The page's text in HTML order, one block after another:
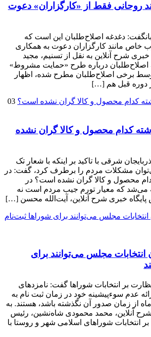
روحانی فقط از «کارگزاران» دعوت
دغدغه اصلاح‌طلبان این است که
خاص مانند کارگزاران دعوت به همکاری
شرح آنلاین به نقل از تسنیم، مجید
درباره طرح «حمایت مشروط»
برخی اصلاح‌طلبان مطرح شده، اظهار
دوره قبل هم […]
03
کدام محصول و کالا گران نشده
شرقی با تاکید بر اینکه با شعار تک
مشکلات مردم را برطرف کرد، گفت: در
محصول و کالا گران نشده است؟ در
می‌شد که معیار تورم جیب مردم است نه
پایگاه خبری شرح آنلاین، آیت‌الله محسن […]
مجلس می‌توانند برای
بر انتخابات شوراها گفت: نامزدهای
عدم سوء‌پیشینه خود در زمان ثبت نام به
صورتی که بیش از ۳ ماه از زمان صدور آن نگذشته باشد، هستند. به
آنلاین، محمد محمودی شاه‌نشین، رئیس
انتخابات شوراهای اسلامی شهر و روستا با